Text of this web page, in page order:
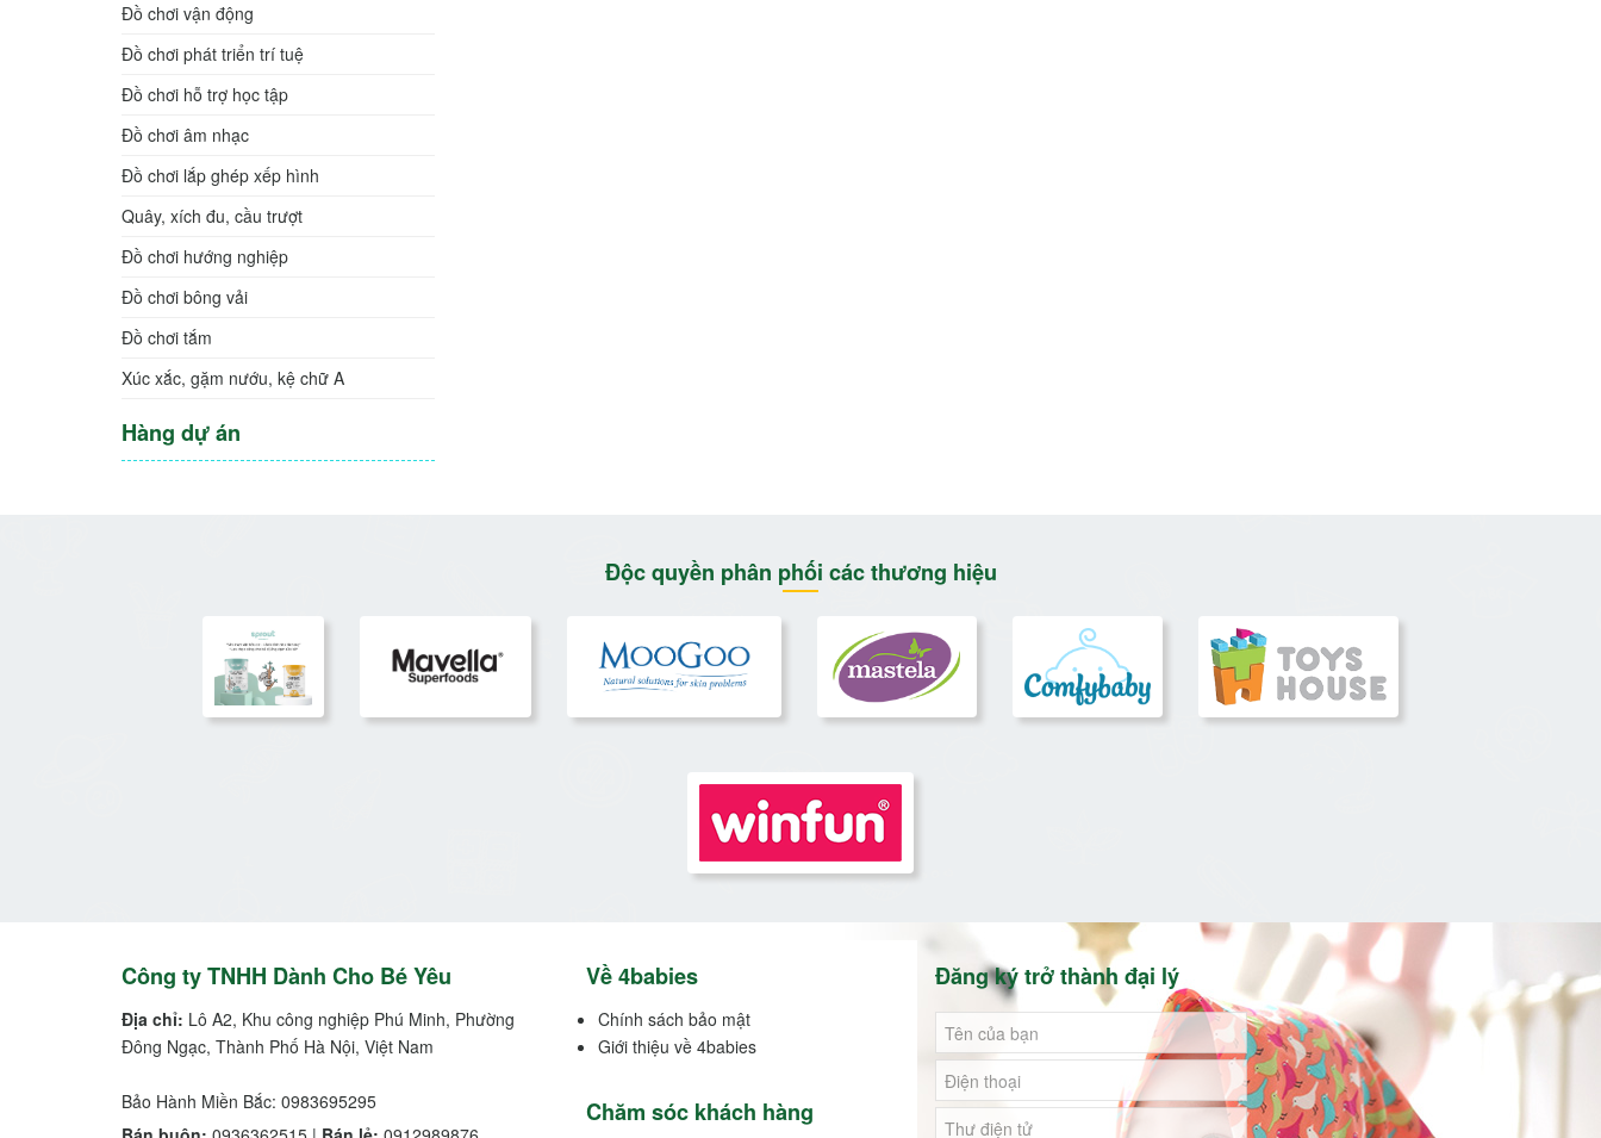
Đồ chơi vận động
Đồ chơi phát triển trí tuệ
Đồ chơi hỗ trợ học tập
Đồ chơi âm nhạc
Đồ chơi lắp ghép xếp hình
Quây, xích đu, cầu trượt
Đồ chơi hướng nghiệp
Đồ chơi bông vải
Đồ chơi tắm
Xúc xắc, gặm nướu, kệ chữ A
Hàng dự án
Độc quyền phân phối các thương hiệu
Đăng ký trở thành đại lý
Về 4babies
Chính sách bảo mật
Giới thiệu về 4babies
Chăm sóc khách hàng
Công ty TNHH Dành Cho Bé Yêu
Địa chỉ: Lô A2, Khu công nghiệp Phú Minh, Phường
Đông Ngạc, Thành Phố Hà Nội, Việt Nam
Bảo Hành Miền Bắc: 0983695295